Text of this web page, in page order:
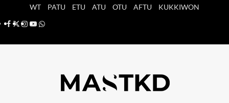
WT PATU ETU ATU OTU AFTU
KUKKIWON
Facebook
X Instagram
YouTube
Whatsapp